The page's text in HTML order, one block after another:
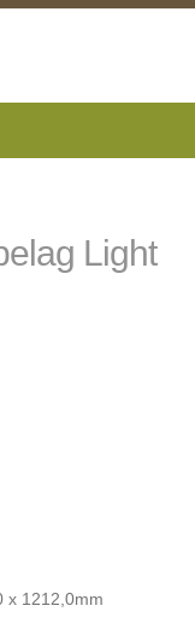
Light
x 1212,0mm